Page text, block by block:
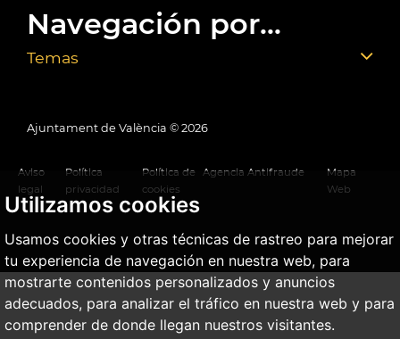
Utilizamos cookies
Usamos cookies y otras técnicas de rastreo para mejorar
tu experiencia de navegación en nuestra web, para
mostrarte contenidos personalizados y anuncios
adecuados, para analizar el tráfico en nuestra web y para
comprender de donde llegan nuestros visitantes.
Navegación por...
Temas
Ajuntament de València © 2026
Aviso
legal
Política
privacidad
Política de
cookies
Agencia Antifraude
Mapa
Web